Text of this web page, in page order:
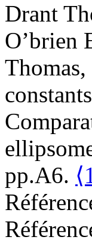
Drant
O’brien
Thomas,
pp.A6.